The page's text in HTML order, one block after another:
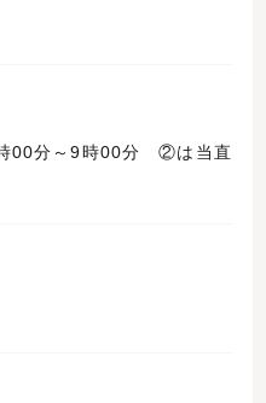
分～9時00分 ②は当直